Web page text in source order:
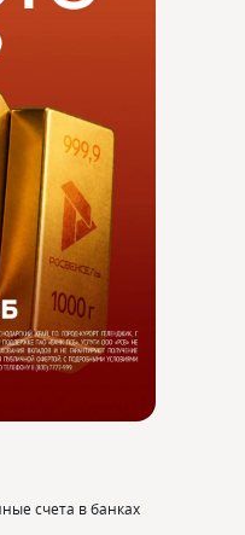
счета в банках